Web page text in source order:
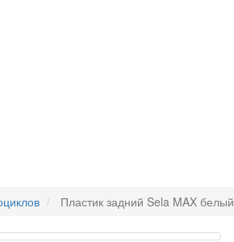
Пластик задний Sela MAX белый